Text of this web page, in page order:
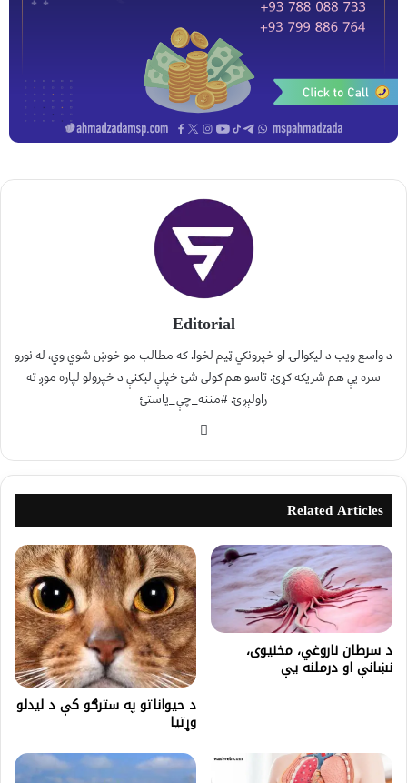
Editorial
د واسع ویب د لیکوالۍ او خپرونکي ټیم لخوا. که مطالب مو خوښ شوي وي، له نورو
سره یې هم شریکه کړئ. تاسو هم کولی شئ خپلې لیکنې د خپرولو لپاره موږ ته
راولېږئ. #مننه_چې_یاستئ
Related Articles
د سرطان ناروغي، مخنیوی،
نښانې او درملنه یې
د حيواناتو په سترګو کې د ليدلو
وړتيا